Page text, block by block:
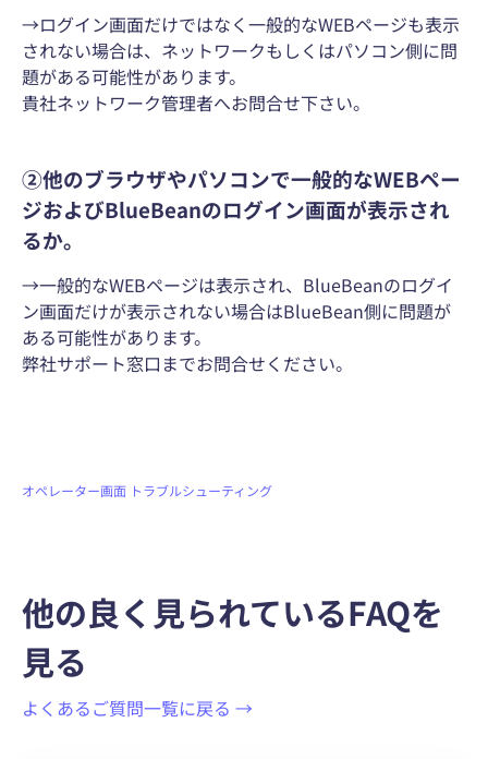
→ログイン画面だけではなく一般的なWEBページも表示
されない場合は、ネットワークもしくはパソコン側に問
題がある可能性があります。
貴社ネットワーク管理者へお問合せ下さい。
②他のブラウザやパソコンで一般的なWEBペー
ジおよびBlueBeanのログイン画面が表示され
るか。
→一般的なWEBページは表示され、BlueBeanのログイ
ン画面だけが表示されない場合はBlueBean側に問題が
ある可能性があります。
弊社サポート窓口までお問合せください。
オペレーター画面 トラブルシューティング
他の良く見られているFAQを
見る
よくあるご質問一覧に戻る →